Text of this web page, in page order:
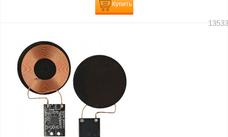
Купить